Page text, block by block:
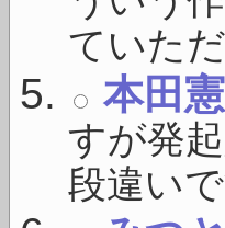
ていた
本田
すが発
段違い